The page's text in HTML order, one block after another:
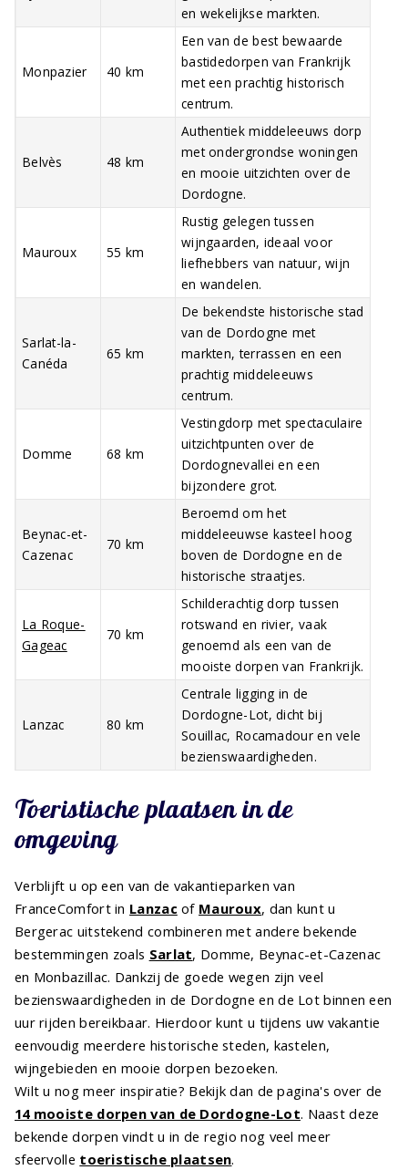
en wekelijkse markten.
Monpazier 40 km
Een van de best bewaarde
bastidedorpen van Frankrijk
met een prachtig historisch
centrum.
Belvès 48 km
Authentiek middeleeuws dorp
met ondergrondse woningen
en mooie uitzichten over de
Dordogne.
Mauroux 55 km
Rustig gelegen tussen
wijngaarden, ideaal voor
liefhebbers van natuur, wijn
en wandelen.
Sarlat-la-
Canéda
65 km
De bekendste historische stad
van de Dordogne met
markten, terrassen en een
prachtig middeleeuws
centrum.
Domme 68 km
Vestingdorp met spectaculaire
uitzichtpunten over de
Dordognevallei en een
bijzondere grot.
Beynac-et-
Cazenac
70 km
Beroemd om het
middeleeuwse kasteel hoog
boven de Dordogne en de
historische straatjes.
La Roque-
Gageac
70 km
Schilderachtig dorp tussen
rotswand en rivier, vaak
genoemd als een van de
mooiste dorpen van Frankrijk.
Lanzac 80 km
Centrale ligging in de
Dordogne-Lot, dicht bij
Souillac, Rocamadour en vele
bezienswaardigheden.
Toeristische plaatsen in de
omgeving
Verblijft u op een van de vakantieparken van
FranceComfort in Lanzac of Mauroux, dan kunt u
Bergerac uitstekend combineren met andere bekende
bestemmingen zoals Sarlat, Domme, Beynac-et-Cazenac
en Monbazillac. Dankzij de goede wegen zijn veel
bezienswaardigheden in de Dordogne en de Lot binnen een
uur rijden bereikbaar. Hierdoor kunt u tijdens uw vakantie
eenvoudig meerdere historische steden, kastelen,
wijngebieden en mooie dorpen bezoeken.
Wilt u nog meer inspiratie? Bekijk dan de pagina's over de
14 mooiste dorpen van de Dordogne-Lot. Naast deze
bekende dorpen vindt u in de regio nog veel meer
sfeervolle toeristische plaatsen.